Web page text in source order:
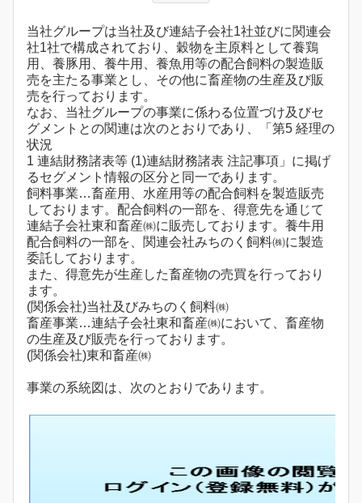
当社グループは当社及び連結子会社1社並びに関連会
社1社で構成されており、穀物を主原料として養鶏
用、養豚用、養牛用、養魚用等の配合飼料の製造販
売を主たる事業とし、その他に畜産物の生産及び販
売を行っております。
なお、当社グループの事業に係わる位置づけ及びセ
グメントとの関連は次のとおりであり、「第5 経理の
状況
1 連結財務諸表等 (1)連結財務諸表 注記事項」に掲げ
るセグメント情報の区分と同一であります。
飼料事業…畜産用、水産用等の配合飼料を製造販売
しております。配合飼料の一部を、得意先を通じて
連結子会社東和畜産㈱に販売しております。養牛用
配合飼料の一部を、関連会社みちのく飼料㈱に製造
委託しております。
また、得意先が生産した畜産物の売買を行っており
ます。
(関係会社)当社及びみちのく飼料㈱
畜産事業…連結子会社東和畜産㈱において、畜産物
の生産及び販売を行っております。
(関係会社)東和畜産㈱
事業の系統図は、次のとおりであります。